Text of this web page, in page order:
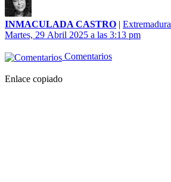
INMACULADA CASTRO | Extremadura
Martes, 29 Abril 2025 a las 3:13 pm
Comentarios
Enlace copiado